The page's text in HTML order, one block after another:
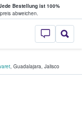
Bestellung ist 100%
abweichen.
- Wo
, Guadalajara, Jalisco